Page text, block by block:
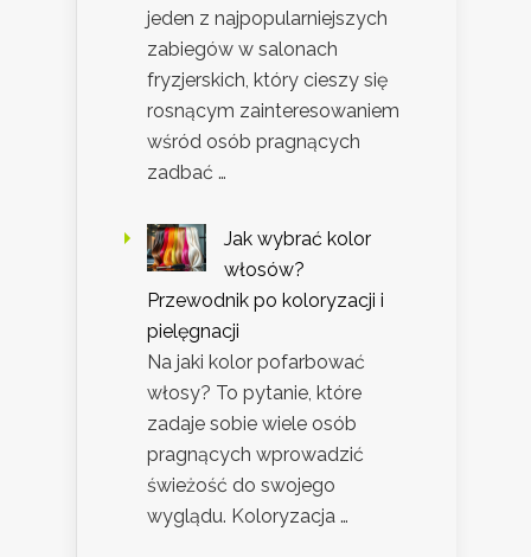
jeden z najpopularniejszych
zabiegów w salonach
fryzjerskich, który cieszy się
rosnącym zainteresowaniem
wśród osób pragnących
zadbać …
Jak wybrać kolor
włosów?
Przewodnik po koloryzacji i
pielęgnacji
Na jaki kolor pofarbować
włosy? To pytanie, które
zadaje sobie wiele osób
pragnących wprowadzić
świeżość do swojego
wyglądu. Koloryzacja …